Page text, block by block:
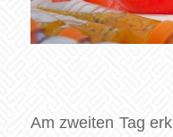
Am zweiten Tag